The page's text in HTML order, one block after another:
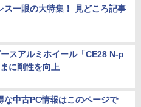
ス一眼の大特集！ 見どころ記事
スアルミホイール「CE28 N-p
に剛性を向上
な中古PC情報はこのページで